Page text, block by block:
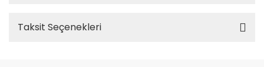
Taksit Seçenekleri